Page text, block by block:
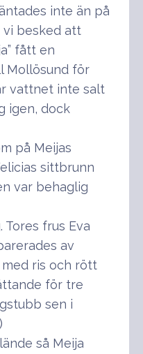
inte än på
besked att
fått en
Mollösund för
vattnet inte salt
igen, dock
på Meijas
sittbrunn
var behaglig
frus Eva
av
ris och rött
för tre
sen i
så Meija